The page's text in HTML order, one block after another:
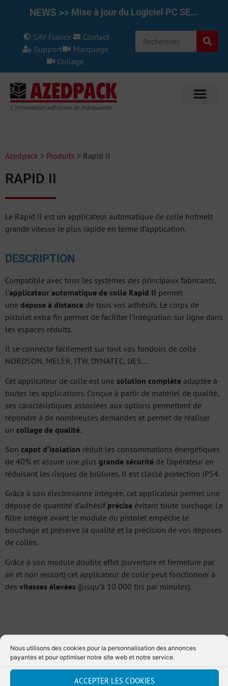
Nous utilisons des cookies pour la personnalisation des annonces
payantes et pour optimiser notre site web et notre service.
ACCEPTER LES COOKIES
NEWS >> Mise à jour du Logiciel PC SET pour le REINER 1025/970 7.50
SAV France
Contact
Support
Marquage
Collage
Azedpack > Produits > Rapid II
RAPID II
Le Rapid II est un applicateur automatique de colle hotmelt
grande vitesse le plus rapide en terme d’application.
DESCRIPTION
Compatible avec tous les systèmes des principaux fabricants,
l’applicateur automatique de colle Rapid II permet
une dépose à distance de tous vos adhésifs. Le corps de
pistolet extra fin permet de faciliter l’intégration sur ligne dans
les espaces réduits.
Il se connecte facilement sur tout vos fondoirs de colle
NORDSON, MELER, ITW, DYNATEC, UES…
Cet applicateur de colle est une solution complète adaptée à
toutes les applications. Conçue à partir de matériel de qualité,
ses caractéristiques associées aux options permettent de
répondre à de nombreuses demandes et permet de réaliser
un collage de qualité.
Son capot d’isolation réduit les consommations énergétiques
de 40% et assure une plus grande sécurité de l’opérateur en
réduisant les risques de brûlures. Il est classé protection IP54.
Grâce à son électrovanne intégrée, cet applicateur permet une
dépose de quantité d’adhésif précise évitant toute surchage. Le
filtre intégré avant le module du pistolet empêche le
bouchage et préserve la qualité et la précision de vos déposes
de colles.
Grâce à son module double effet (ouverture et fermeture par
air et non ressort) cet applicateur de colle peut fonctionner à
des vitesses élevées (jusqu’à 10 000 tirs par minutes).
Ajouter au devis